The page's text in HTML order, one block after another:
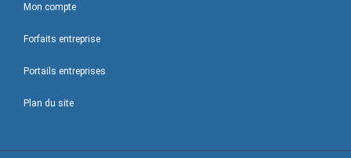
Mon compte
Forfaits entreprise
Portails entreprises
Plan du site